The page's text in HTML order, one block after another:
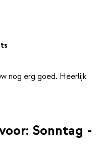
nog erg goed. Heerlijk
Sonntag -